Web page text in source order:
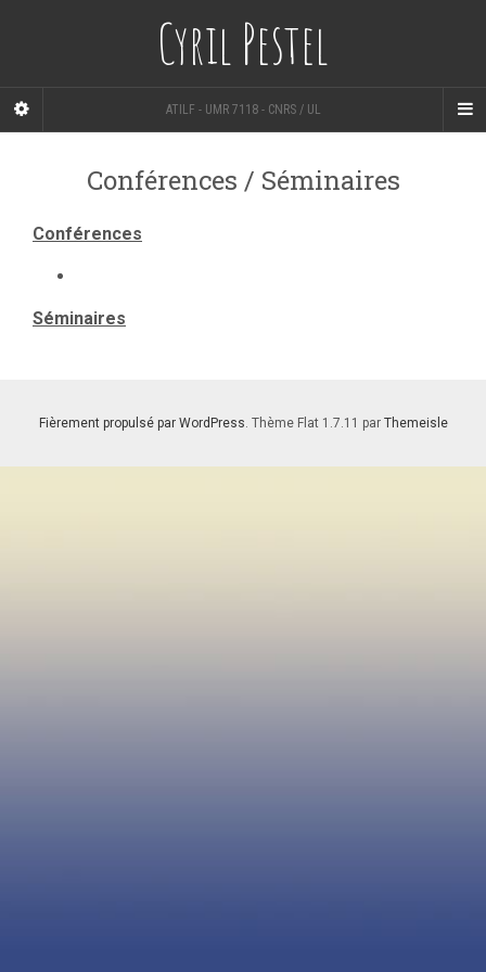
Cyril Pestel
ATILF - UMR 7118 - CNRS / UL
Conférences / Séminaires
Conférences
Séminaires
Fièrement propulsé par WordPress. Thème Flat 1.7.11 par Themeisle